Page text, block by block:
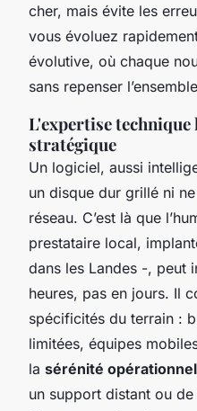
cher, mais évite les
vous évoluez
évolutive, où chaque
sans repenser
L'expertise
stratégique
Un logiciel, aussi
un disque dur grillé ni
réseau. C’est là que
prestataire local,
dans les Landes -, peut
heures, pas en jours. Il
spécificités du terrain :
limitées, équipes
la sérénité
un support distant ou